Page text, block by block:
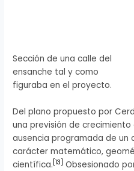
Sección de una calle del
ensanche tal y como
figuraba en el proyecto.
Del plano propuesto por
una previsión de
ausencia programada de un
carácter matemático,
científica. [13] Obsesionado